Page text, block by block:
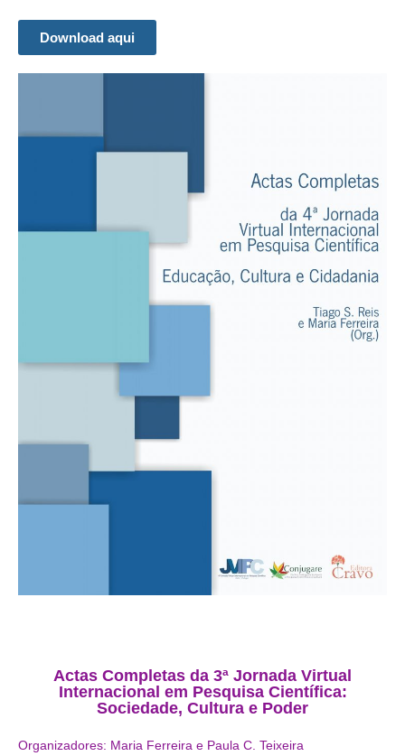
Download aqui
Actas Completas da 3ª Jornada Virtual
Internacional em Pesquisa Científica:
Sociedade, Cultura e Poder
Organizadores: Maria Ferreira e Paula C. Teixeira